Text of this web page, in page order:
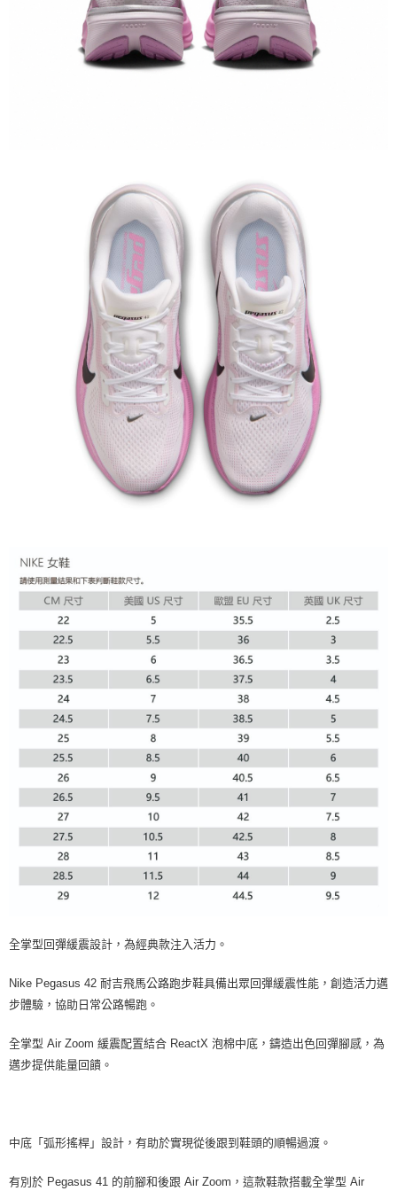
全掌型回彈緩震設計，為經典款注入活力。
Nike Pegasus 42 耐吉飛馬公路跑步鞋具備出眾回彈緩震性能，創造活力邁
步體驗，協助日常公路暢跑。
全掌型 Air Zoom 緩震配置結合 ReactX 泡棉中底，鑄造出色回彈腳感，為
邁步提供能量回饋。
中底「弧形搖桿」設計，有助於實現從後跟到鞋頭的順暢過渡。
有別於 Pegasus 41 的前腳和後跟 Air Zoom，這款鞋款搭載全掌型 Air